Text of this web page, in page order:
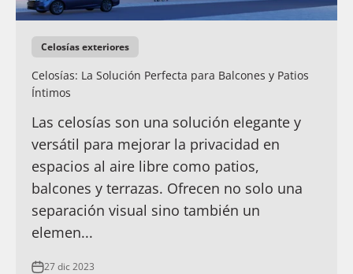
Celosías exteriores
Celosías: La Solución Perfecta para Balcones y Patios
Íntimos
Las celosías son una solución elegante y
versátil para mejorar la privacidad en
espacios al aire libre como patios,
balcones y terrazas. Ofrecen no solo una
separación visual sino también un
elemen...
27 dic 2023